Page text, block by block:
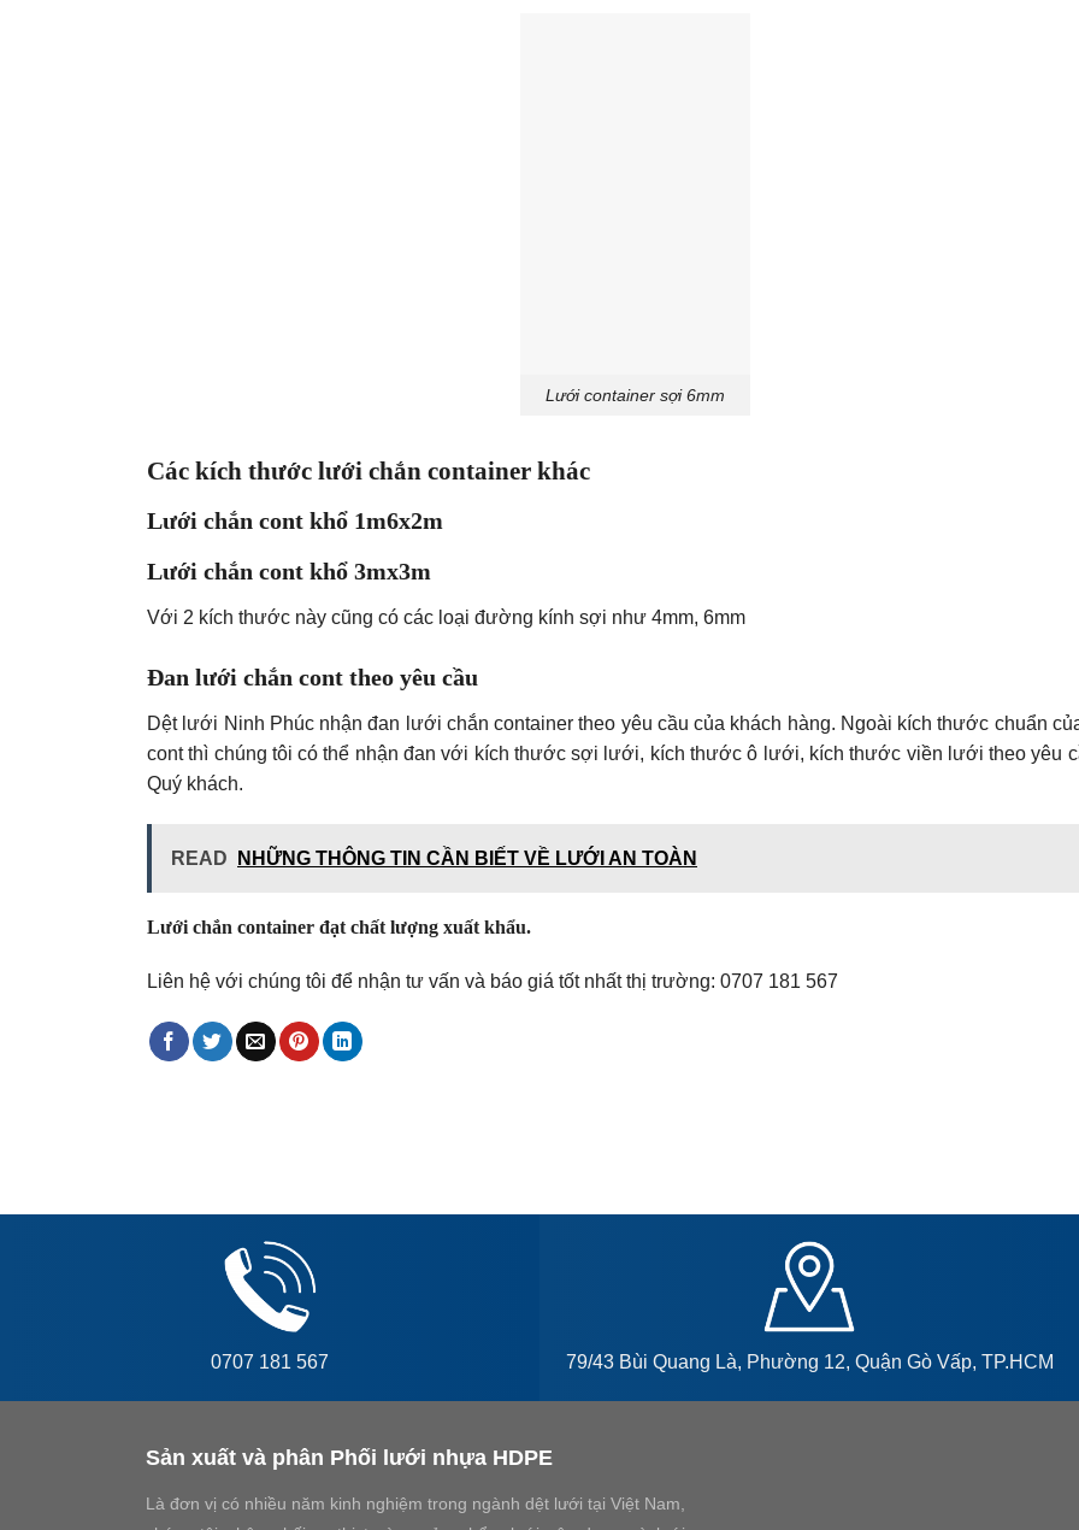
Lưới container sợi 6mm
Các kích thước lưới chắn container khác
Lưới chắn cont khổ 1m6x2m
Lưới chắn cont khổ 3mx3m
Với 2 kích thước này cũng có các loại đường kính sợi như 4mm, 6mm
Đan lưới chắn cont theo yêu cầu
Dệt lưới Ninh Phúc nhận đan lưới chắn container theo yêu cầu của khách hàng. Ngoài kích thước chuẩn
cont thì chúng tôi có thể nhận đan với kích thước sợi lưới, kích thước ô lưới, kích thước viền lưới theo yêu
Quý khách.
READ NHỮNG THÔNG TIN CẦN BIẾT VỀ LƯỚI AN TOÀN
Lưới chắn container đạt chất lượng xuất khẩu.
Liên hệ với chúng tôi để nhận tư vấn và báo giá tốt nhất thị trường: 0707 181 567
0707 181 567 79/43 Bùi Quang Là, Phường 12, Quận Gò Vấp, TP.HCM
Sản xuất và phân Phối lưới nhựa HDPE
Là đơn vị có nhiều năm kinh nghiệm trong ngành dệt lưới tại Việt Nam,